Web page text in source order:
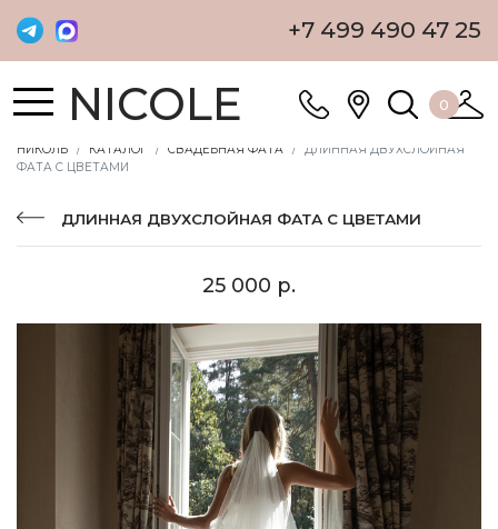
+7 499 490 47 25
NICOLE 0
НИКОЛЬ КАТАЛОГ СВАДЕБНАЯ ФАТА
ДЛИННАЯ ДВУХСЛОЙНАЯ
ФАТА С ЦВЕТАМИ
ДЛИННАЯ ДВУХСЛОЙНАЯ ФАТА С ЦВЕТАМИ
25 000 р.